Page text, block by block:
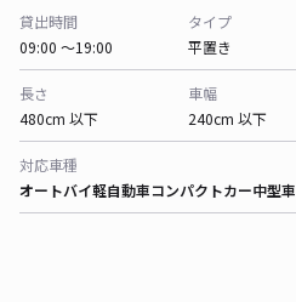
貸出時間
09:00 〜19:00
タイプ
平置き
長さ
480cm 以下
車幅
240cm 以下
対応車種
オートバイ軽自動車コンパクトカー中型車